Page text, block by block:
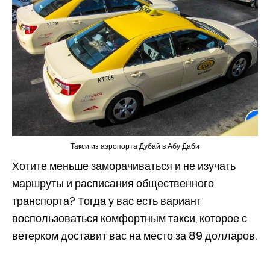
Такси из аэропорта Дубай в Абу Даби
Хотите меньше заморачиваться и не изучать
маршруты и расписания общественного
транспорта? Тогда у вас есть вариант
воспользоваться комфортным такси, которое с
ветерком доставит вас на место за 89 долларов.